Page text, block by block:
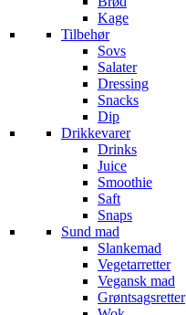
Kage
Tilbehør
Sovs
Salater
Dressing
Snacks
Dip
Drikkevarer
Drinks
Juice
Smoothie
Saft
Snaps
Sund mad
Slankemad
Vegetarretter
Vegansk mad
Grøntsagsretter